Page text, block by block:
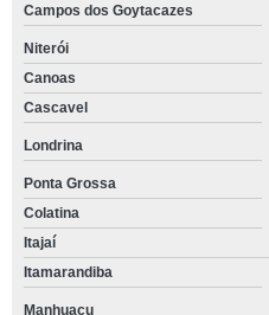
Campos dos Goytacazes
Niterói
Canoas
Cascavel
Londrina
Ponta Grossa
Colatina
Itajaí
Itamarandiba
Manhuaçu